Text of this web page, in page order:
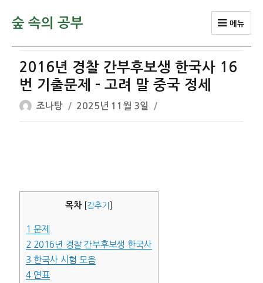
숲 속의 공부 메뉴
2016년 경찰 간부후보생 한국사 16
번 기출문제 – 고려 말 중국 정세
글
쓴
조나탕
작
성
2025년 11월 3일
목차 감추기
1 문제
2 2016년 경찰 간부후보생 한국사
3 한국사 시험 모음
4연표